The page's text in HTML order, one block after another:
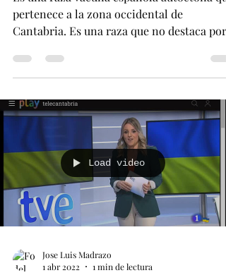
Jose Luis Madrazo
4 abr 2025
1 min de lectura
Es una raza vacuna española autóctona que
Cantabria. Es una raza que no destaca por
ser la mas fuerte,...